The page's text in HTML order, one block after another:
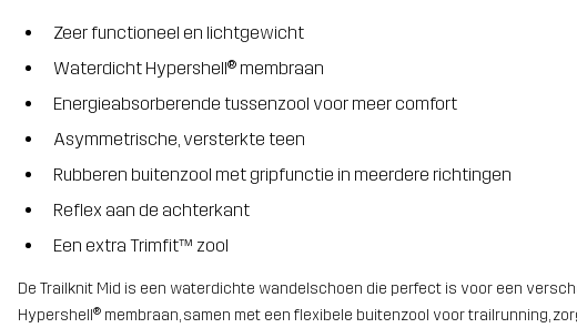
Zeer functioneel en lichtgewicht
Waterdicht Hypershell® membraan
Energieabsorberende tussenzool voor meer comfort
Asymmetrische, versterkte teen
Rubberen buitenzool met gripfunctie in meerdere richtingen
Reflex aan de achterkant
Een extra Trimfit™ zool
De Trailknit Mid is een waterdichte wandelschoen die perfect is voor een
Hypershell® membraan, samen met een flexibele buitenzool voor trailrunning,